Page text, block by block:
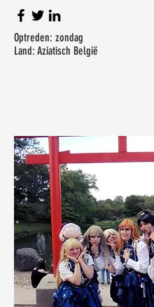
Optreden: zondag
Land: Aziatisch België